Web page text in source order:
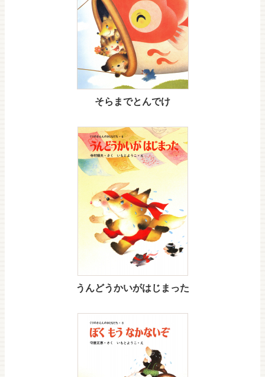
そらまでとんでけ
うんどうかいがはじまった